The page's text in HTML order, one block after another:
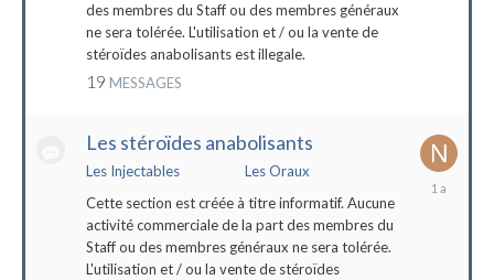
des membres du Staff ou des membres généraux
ne sera tolérée. L'utilisation et / ou la vente de
stéroïdes anabolisants est illegale.
19 MESSAGES
Les stéroïdes anabolisants
Les Injectables
Les Oraux
Cette section est créée à titre informatif. Aucune
activité commerciale de la part des membres du
Staff ou des membres généraux ne sera tolérée.
L'utilisation et / ou la vente de stéroïdes